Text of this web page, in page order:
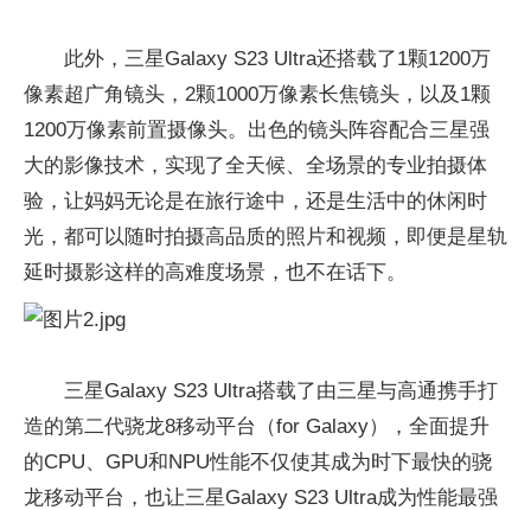
此外，三星Galaxy S23 Ultra还搭载了1颗1200万
像素超广角镜头，2颗1000万像素长焦镜头，以及1颗
1200万像素前置摄像头。出色的镜头阵容配合三星强
大的影像技术，实现了全天候、全场景的专业拍摄体
验，让妈妈无论是在旅行途中，还是生活中的休闲时
光，都可以随时拍摄高品质的照片和视频，即便是星轨
延时摄影这样的高难度场景，也不在话下。
三星Galaxy S23 Ultra搭载了由三星与高通携手打
造的第二代骁龙8移动平台（for Galaxy），全面提升
的CPU、GPU和NPU性能不仅使其成为时下最快的骁
龙移动平台，也让三星Galaxy S23 Ultra成为性能最强